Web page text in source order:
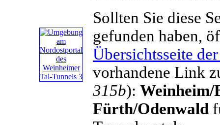
Sollten Sie diese
gefunden haben,
Übersichtsseite
vorhandene Link
315b): Weinheim/
Fürth/Odenwald